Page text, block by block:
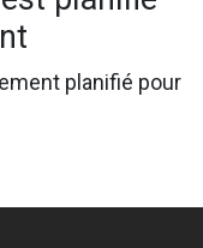
planifié pour